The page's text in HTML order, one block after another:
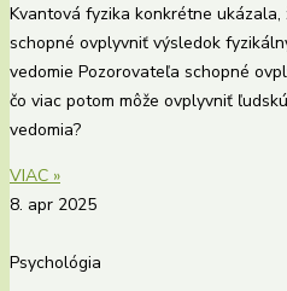
Kvantová fyzika konkrétne
schopné ovplyvniť výsledok
vedomie Pozorovateľa schopné
čo viac potom môže ovplyvniť
vedomia?
VIAC »
8. apr 2025
Psychológia